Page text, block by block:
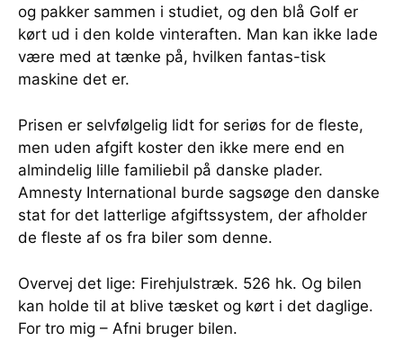
og pakker sammen i studiet, og den blå Golf er
kørt ud i den kolde vinteraften. Man kan ikke lade
være med at tænke på, hvilken fantas-tisk
maskine det er.
Prisen er selvfølgelig lidt for seriøs for de fleste,
men uden afgift koster den ikke mere end en
almindelig lille familiebil på danske plader.
Amnesty International burde sagsøge den danske
stat for det latterlige afgiftssystem, der afholder
de fleste af os fra biler som denne.
Overvej det lige: Firehjulstræk. 526 hk. Og bilen
kan holde til at blive tæsket og kørt i det daglige.
For tro mig – Afni bruger bilen.